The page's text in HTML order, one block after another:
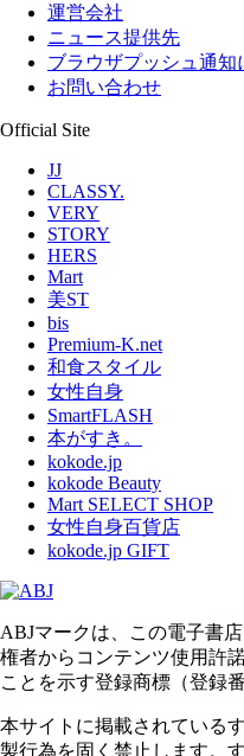
運営会社
ニュース提供先
ブラウザプッシュ通知
お問い合わせ
Official Site
JJ
CLASSY.
VERY
STORY
HERS
Mart
美ST
bis
Premium-K.net
和食スタイル
女性自身
SmartFLASH
本がすき。
kokode.jp
kokode Beauty
Mart SELECT SHOP
女性自身百貨店
kokode.jp GIFT
ABJマークは、この電子書
権者からコンテンツ使用許
ことを示す登録商標（登録
本サイトに掲載されている
製行為を固く禁止します。